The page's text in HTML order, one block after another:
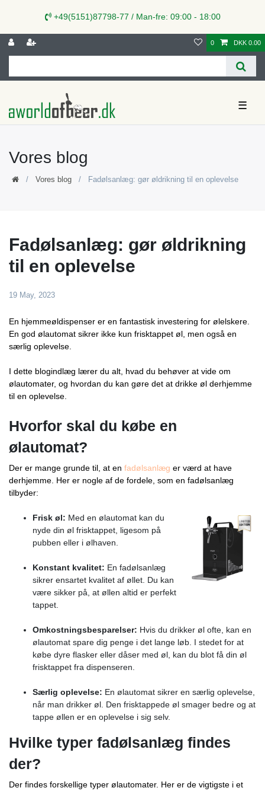
+49(5151)87798-77 / Man-fre: 09:00 - 18:00
0 DKK 0.00
☰
Vores blog
Vores blog Fadølsanlæg: gør øldrikning til en oplevelse
Fadølsanlæg: gør øldrikning
til en oplevelse
19 May, 2023
En hjemmeøldispenser er en fantastisk investering for ølelskere.
En god ølautomat sikrer ikke kun frisktappet øl, men også en
særlig oplevelse.
I dette blogindlæg lærer du alt, hvad du behøver at vide om
ølautomater, og hvordan du kan gøre det at drikke øl derhjemme
til en oplevelse.
Hvorfor skal du købe en
ølautomat?
Der er mange grunde til, at en fadølsanlæg er værd at have
derhjemme. Her er nogle af de fordele, som en fadølsanlæg
tilbyder:
Frisk øl: Med en ølautomat kan du
nyde din øl frisktappet, ligesom på
pubben eller i ølhaven.
Konstant kvalitet: En fadølsanlæg
sikrer ensartet kvalitet af øllet. Du kan
være sikker på, at øllen altid er perfekt
tappet.
Omkostningsbesparelser: Hvis du drikker øl ofte, kan en
ølautomat spare dig penge i det lange løb. I stedet for at
købe dyre flasker eller dåser med øl, kan du blot få din øl
frisktappet fra dispenseren.
Særlig oplevelse: En ølautomat sikrer en særlig oplevelse,
når man drikker øl. Den frisktappede øl smager bedre og at
tappe øllen er en oplevelse i sig selv.
Hvilke typer fadølsanlæg findes
der?
Der findes forskellige typer ølautomater. Her er de vigtigste i et